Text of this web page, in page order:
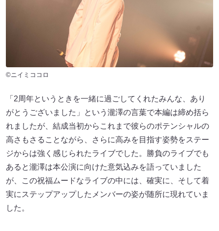
©ニイミココロ
「2周年というときを一緒に過ごしてくれたみんな、あり
がとうございました」という瀧澤の言葉で本編は締め括ら
れましたが、結成当初からこれまで彼らのポテンシャルの
高さもさることながら、さらに高みを目指す姿勢をステー
ジからは強く感じられたライブでした。勝負のライブでも
あると瀧澤は本公演に向けた意気込みを語っていました
が、この祝福ムードなライブの中には、確実に、そして着
実にステップアップしたメンバーの姿が随所に現れていま
した。